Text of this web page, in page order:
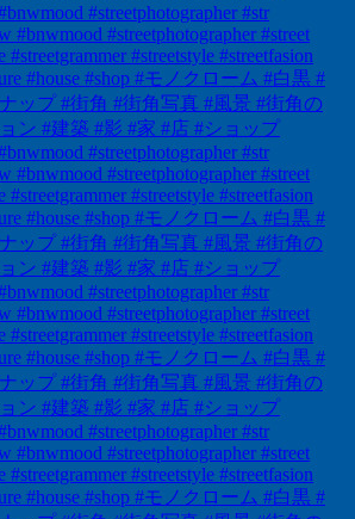
#streetphotographer #str
#streetphotographer #str
#streetphotographer #str
#streetphotographer #str